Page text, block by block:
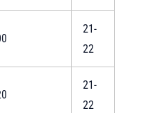
21-
22
21-
22